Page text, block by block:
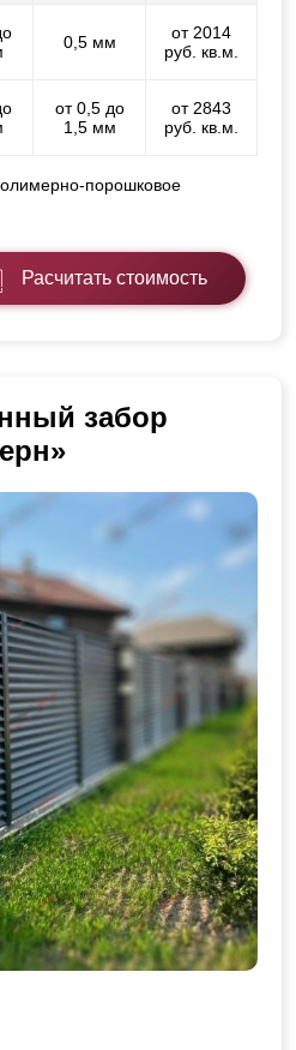
0,5 мм
от 2014
руб. кв.м.
от 0,5 до
1,5 мм
от 2843
руб. кв.м.
порошковое
Расчитать стоимость
забор